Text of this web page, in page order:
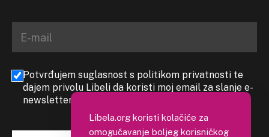
Potvrđujem suglasnost s politikom privatnosti te
dajem privolu Libeli da koristi moj email za slanje e-
newslettera
Libela.org koristi kolačiće za
omogućavanje boljeg korisničkog